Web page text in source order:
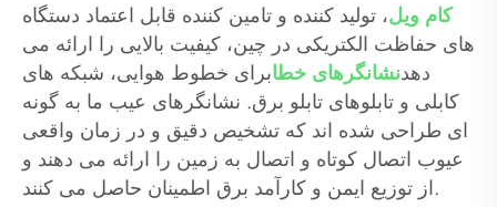
کام ویل، تولید کننده و تامین کننده قابل اعتماد دستگاه
های حفاظت الکتریکی در چین، کیفیت بالایی را ارائه می
دهدنشانگرهای خطابرای خطوط هوایی، شبکه های
کابلی و تابلوهای تابلو برق. نشانگرهای عیب ما به گونه
ای طراحی شده اند که تشخیص دقیق و در زمان واقعی
عیوب اتصال کوتاه و اتصال به زمین را ارائه می دهند و
از توزیع ایمن و کارآمد برق اطمینان حاصل می کنند.